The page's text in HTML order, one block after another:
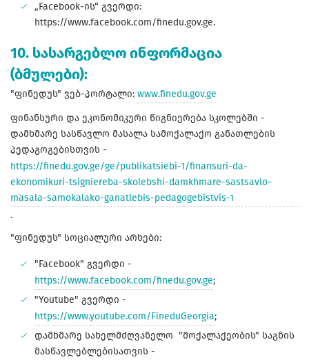
„Facebook-ის“ გვერდი:
https://www.facebook.com/finedu.gov.ge.
10. სასარგებლო ინფორმაცია
(ბმულები):
"ფინედუს" ვებ-პორტალი: www.finedu.gov.ge
ფინანსური და ეკონომიკური წიგნიერება სკოლებში -
დამხმარე სასწავლო მასალა სამოქალაქო განათლების
პედაგოგებისთვის -
https://finedu.gov.ge/ge/publikatsiebi-1/finansuri-da-
ekonomikuri-tsigniereba-skolebshi-damkhmare-sastsavlo-
masala-samokalako-ganatlebis-pedagogebistvis-1
.
"ფინედუს" სოციალური არხები:
"Facebook" გვერდი -
https://www.facebook.com/finedu.gov.ge;
"Youtube" გვერდი -
https://www.youtube.com/FineduGeorgia;
დამხმარე სახელმძღვანელო "მოქალაქეობის" საგნის
მასწავლებლებისათვის -